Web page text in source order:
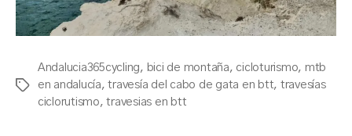
Tags
Andalucia365cycling, bici de montaña, cicloturismo, mtb
en andalucía,travesía del cabo de gata en btt, travesías
ciclorutismo,travesias en btt